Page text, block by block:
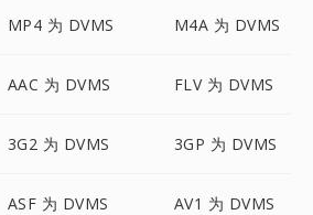
MP4 为 DVMS M4A 为 DVMS
AAC 为 DVMS FLV 为 DVMS
3G2 为 DVMS 3GP 为 DVMS
ASF 为 DVMS AV1 为 DVMS